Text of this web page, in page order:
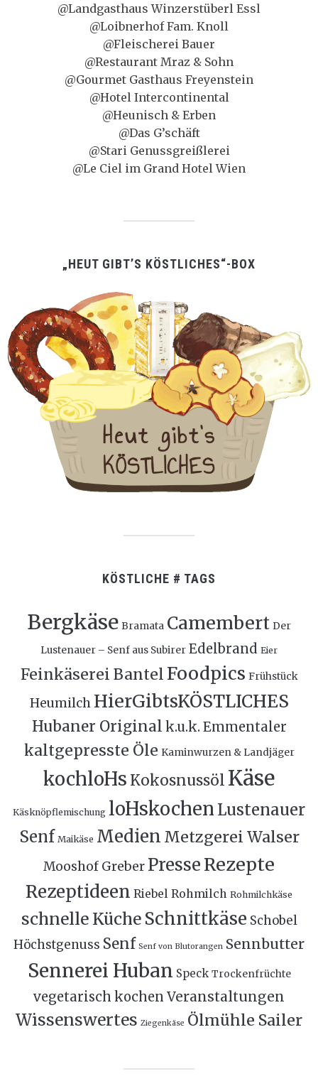
@Landgasthaus Winzerstüberl Essl
@Loibnerhof Fam. Knoll
@Fleischerei Bauer
@Restaurant Mraz & Sohn
@Gourmet Gasthaus Freyenstein
@Hotel Intercontinental
@Heunisch & Erben
@Das G’schäft
@Stari Genussgreißlerei
@Le Ciel im Grand Hotel Wien
„HEUT GIBT’S KÖSTLICHES“-BOX
KÖSTLICHE # TAGS
Bergkäse Bramata Camembert Der
Lustenauer – Senf aus Subirer Edelbrand Eier
Feinkäserei BantelFoodpics Frühstück
Heumilch HierGibtsKÖSTLICHES
Hubaner Original k.u.k. Emmentaler
kaltgepresste Öle Kaminwurzen & Landjäger
kochloHs Kokosnussöl Käse
Käsknöpflemischung loHskochen Lustenauer
Senf Maikäse Medien Metzgerei Walser
Mooshof Greber PresseRezepte
Rezeptideen Riebel Rohmilch Rohmilchkäse
schnelle Küche Schnittkäse Schobel
Höchstgenuss Senf Senf von Blutorangen Sennbutter
Sennerei Huban Speck Trockenfrüchte
vegetarisch kochen Veranstaltungen
Wissenswertes Ziegenkäse Ölmühle Sailer